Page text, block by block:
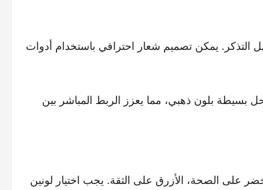
يمكن تصميم شعار احترافي باستخدام أدوات
بلون ذهبي، مما يعزز الربط المباشر بين
على الصحة، الأزرق على الثقة. يجب اختيار لونين